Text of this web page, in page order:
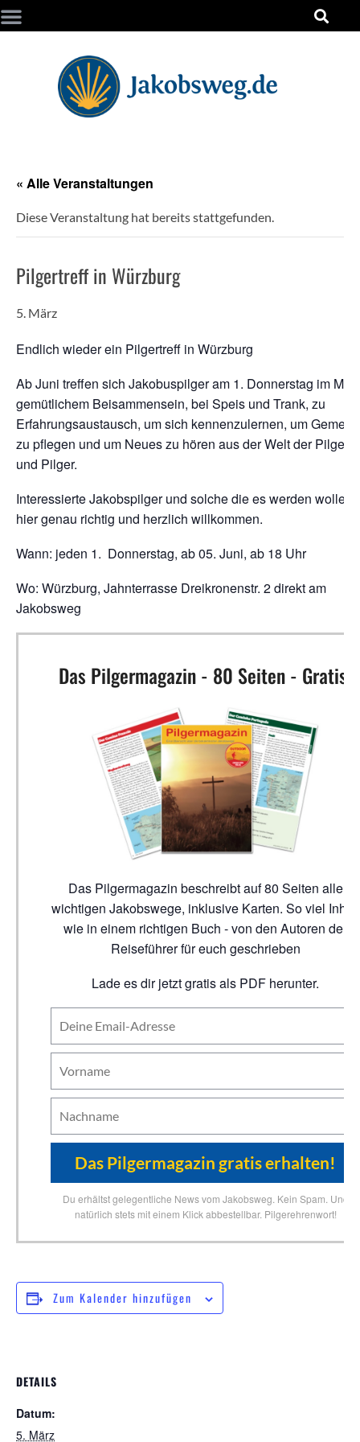
« Alle Veranstaltungen
Diese Veranstaltung hat bereits stattgefunden.
Pilgertreff in Würzburg
5. März
Endlich wieder ein Pilgertreff in Würzburg
Ab Juni treffen sich Jakobuspilger am 1. Donnerstag im
gemütlichem Beisammensein, bei Speis und Trank, zu
Erfahrungsaustausch, um sich kennenzulernen, um
zu pflegen und um Neues zu hören aus der Welt der
und Pilger.
Interessierte Jakobspilger und solche die es werden wollen,
hier genau richtig und herzlich willkommen.
Wann: jeden 1. Donnerstag, ab 05. Juni, ab 18 Uhr
Wo: Würzburg, Jahnterrasse Dreikronenstr. 2 direkt am
Jakobsweg
Das Pilgermagazin - 80 Seiten - Gratis!
Das Pilgermagazin beschreibt auf 80 Seiten alle
wichtigen Jakobswege, inklusive Karten. So viel Inhalt
wie in einem richtigen Buch - von den Autoren der
Reiseführer für euch geschrieben
Lade es dir jetzt gratis als PDF herunter.
Du erhältst gelegentliche News vom Jakobsweg. Kein Spam. Und
natürlich stets mit einem Klick abbestellbar. Pilgerehrenwort!
Zum Kalender hinzufügen
DETAILS
Datum:
5. März